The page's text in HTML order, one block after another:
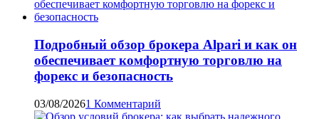
Подробный обзор брокера Alpari и как он
обеспечивает комфортную торговлю на
форекс и безопасность
03/08/20261 Комментарий